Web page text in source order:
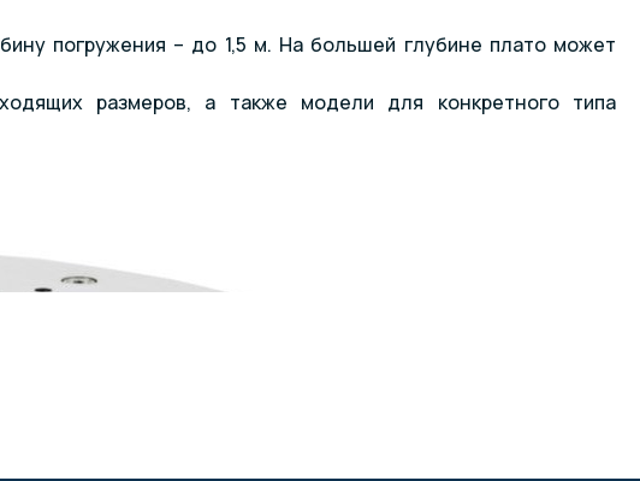
погружения – до 1,5 м. На большей глубине плато может
размеров, а также модели для конкретного типа